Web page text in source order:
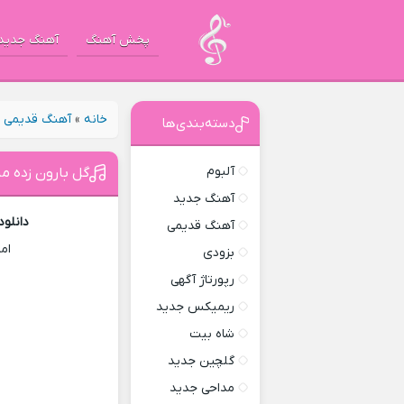
پخش آهنگ آهنگ
خانه »آهنگ قدیمی
گل بارون زده
دسته‌بندی‌ها
آلبوم
آهنگ جدید
آهنگ قدیمی
بزودی
رپورتاژ آگهی
ریمیکس جدید
شاه بیت
گلچین جدید
مداحی جدید